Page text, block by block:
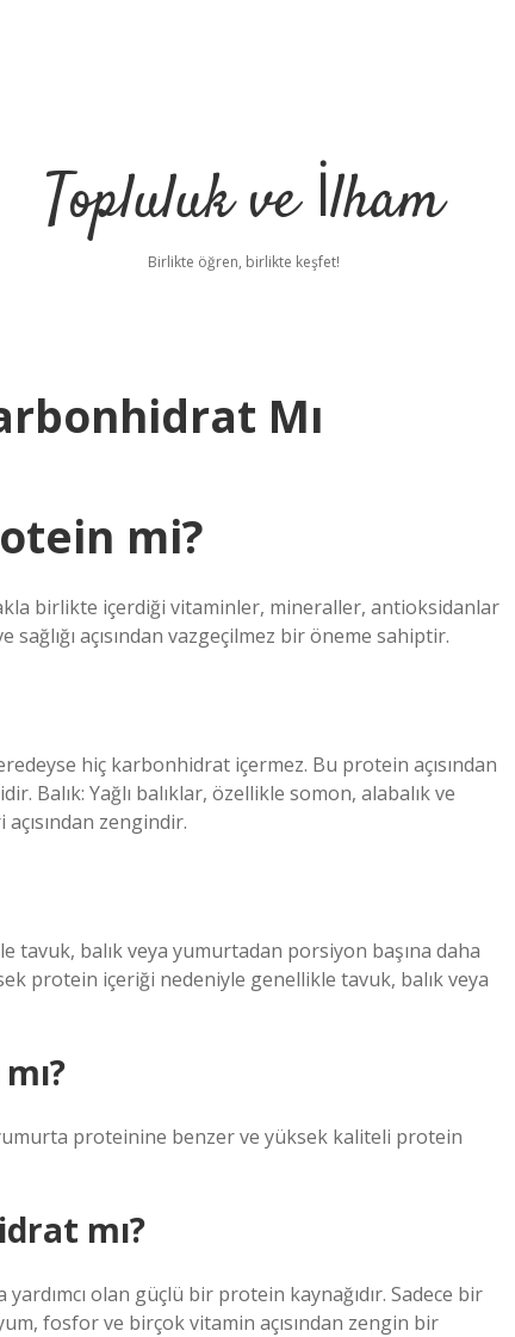
Topluluk ve İlham
Birlikte öğren, birlikte keşfet!
Mı
mi?
birlikte içerdiği vitaminler, mineraller, antioksidanlar
açısından vazgeçilmez bir öneme sahiptir.
hiç karbonhidrat içermez. Bu protein açısından
Balık: Yağlı balıklar, özellikle somon, alabalık ve
zengindir.
tavuk, balık veya yumurtadan porsiyon başına daha
protein içeriği nedeniyle genellikle tavuk, balık veya
proteinine benzer ve yüksek kaliteli protein
mı?
olan güçlü bir protein kaynağıdır. Sadece bir
fosfor ve birçok vitamin açısından zengin bir